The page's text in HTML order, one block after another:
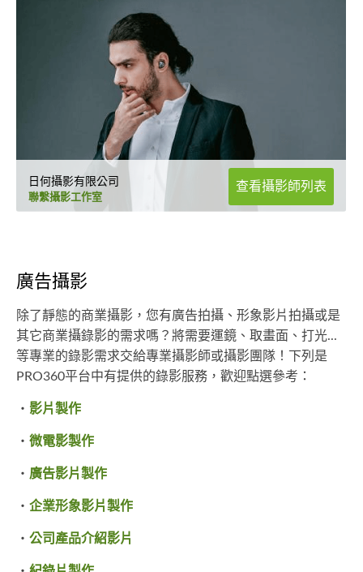
日何攝影有限公司
聯繫攝影工作室
查看攝影師列表
廣告攝影
除了靜態的商業攝影，您有廣告拍攝、形象影片拍攝或是
其它商業攝錄影的需求嗎？將需要運鏡、取畫面、打光...
等專業的錄影需求交給專業攝影師或攝影團隊！下列是
PRO360平台中有提供的錄影服務，歡迎點選參考：
・ 影片製作
・ 微電影製作
・ 廣告影片製作
・ 企業形象影片製作
・ 公司產品介紹影片